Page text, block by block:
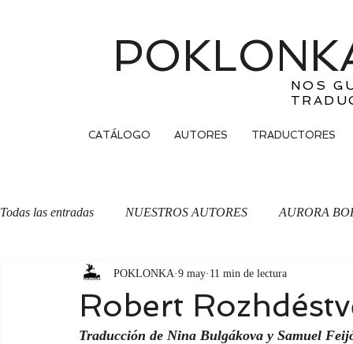
NOS
CATÁLOGO AUTORES TRADUCTORES
Todas las entradas NUESTROS AUTORES AURORA
OTRA CARA DE LA MONEDA Traducción
Robert
POKLONKA 9 may 11 min de lectura
Traducción de Nina Bulgákova y Samuel